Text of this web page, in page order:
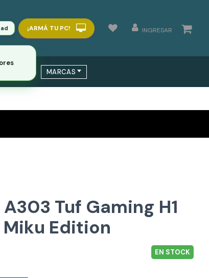
¡ARMÁ TU PC! INGRESAR
MARCAS
Tuf Gaming H1
Edition
EN STOCK